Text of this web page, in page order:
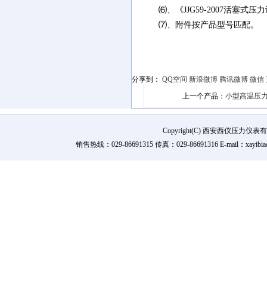
⑹、《JJG59-2007活塞式压
⑺、附件按产品型号匹配。
分享到： QQ空间 新浪微博 腾讯微博 微信
上一个产品： 小型高温压
Copyright(C) 西安西仪压力仪表
销售热线：029-86691315 传真：029-86691316 E-mail：